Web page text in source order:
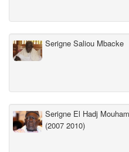
Serigne Saliou Mbacke
Serigne El Hadj
(2007 2010)